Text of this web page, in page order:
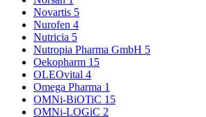
Novartis 5
Nurofen 4
Nutricia 5
Nutropia Pharma GmbH 5
Oekopharm 15
OLEOvital 4
Omega Pharma 1
OMNi-BiOTiC 15
OMNi-LOGiC 2